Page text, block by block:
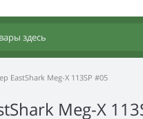
EastShark Meg-X 113SP #05
Meg-X